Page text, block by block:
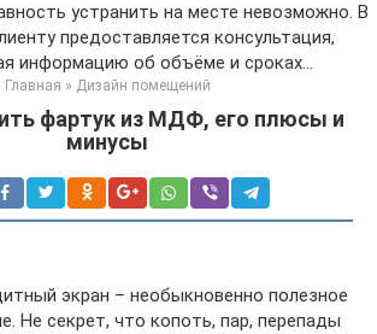
устранить на месте невозможно. В
предоставляется консультация,
информацию об объёме и сроках...
Главная » Дизайн помещений
фартук из МДФ, его плюсы и
минусы
экран – необыкновенно полезное
Не секрет, что копоть, пар, перепады